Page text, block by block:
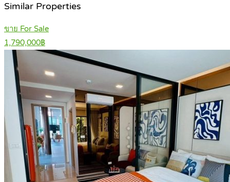
Similar Properties
ขาย For Sale
1,790,000฿